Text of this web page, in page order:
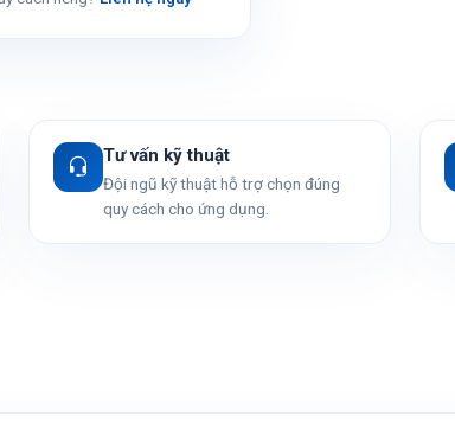
Tư vấn kỹ thuật
Đội ngũ kỹ thuật hỗ trợ chọn đúng
quy cách cho ứng dụng.